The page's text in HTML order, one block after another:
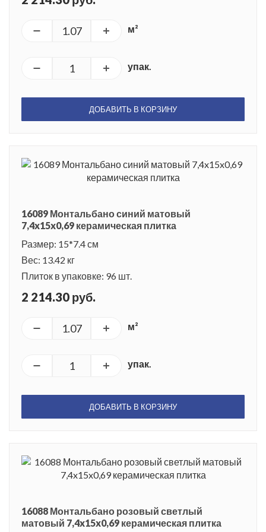
м²
упак.
ДОБАВИТЬ В КОРЗИНУ
16089 Монтальбано синий матовый
7,4x15x0,69 керамическая плитка
Размер: 15*7.4 см
Вес: 13.42 кг
Плиток в упаковке: 96 шт.
2 214.30 руб.
м²
упак.
ДОБАВИТЬ В КОРЗИНУ
16088 Монтальбано розовый светлый
матовый 7,4x15x0,69 керамическая плитка